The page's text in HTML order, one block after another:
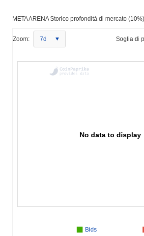
META ARENA Storico profondità di mercato
Zoom: 7d Soglia di
No data to display
Bids